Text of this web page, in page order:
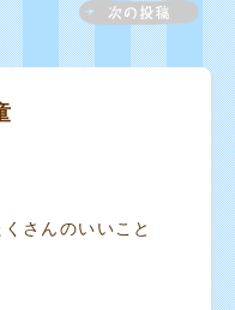
さんのいいこと